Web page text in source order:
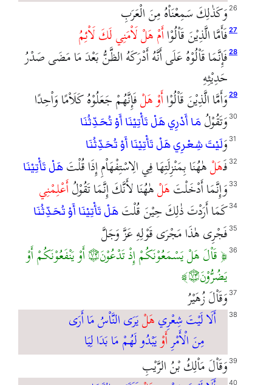
وَكَذٰلِكَ سَمِعْنَاْهُ مِنَ الْعَرَبِ 26
فَأَمَّا الَّذِيْنَ قَاْلُوْاأَمْ هَلْ لَاْمَنِي لَكَ لَاْئِمُ 27
فَإِنَّمَا قَاْلُوْهُ عَلَى أَنَّهُ أَدْرَكَهُ الظَّنُّ بَعْدَ مَا مَضَى صَدْرُ
حَدِيْثِهِ
28
وَأَمَّا الَّذِيْنَ قَاْلُوْاأَوْ هَلْفَإِنَّهُمْ جَعَلُوْهُ كَلَاْمًا وَاْحِدًا 29
وَتَقُوْلُ مَا أَدْرِي هَلْ تَأْتِيْنَا أَوْ تُحَدِّثُنَا 30
وَلَيْتَ شِعْرِي هَلْ تَأْتِيْنَا أَوْ تُحَدِّثُنَا 31
فَـهَلْهٰهُنَا بِمَنْزِلَتِهَا فِي الِاسْتِفْهَاْمِ إِذَا قُلْتَ هَلْ تَأْتِيْنَا 32
وَإِنَّمَا أَدْخَلْتَهَلْهٰهُنَا لأَنَّكَ إِنَّمَا تَقُوْلُأَعْلِمْنِي 33
كَمَا أَرَدْتَ ذٰلِكَ حِيْنَ قُلْتَ هَلْ تَأْتِيْنَا أَوْ تُحَدِّثُنَا 34
فَجْرِى هٰذَا مَجْرَى قَوْلِهِ عَزَّ وَجَلَّ 35
قَاْلَ هَلْ يَسْمَعُوْنَكُمْ إِذْ تَدْعُوْنَ۝٧٢ أَوْ يَنْفَعُوْنَكُمْ أَوْ
يَضُرُّوْنَ۝٧٣
36
وَقَاْلَ زُهَيْرُ 37
أَلَا لَيْتَ شِعْرِيهَلْيَرَى النَّاْسُ مَا أَرَى
مِنَ الْأَمْرِأَوْيَبْدُو لَهُمْ مَا بَدَا لِيَا
38
وَقَاْلَ مَاْلِكُ بْنُ الرَّيْبِ 39
40